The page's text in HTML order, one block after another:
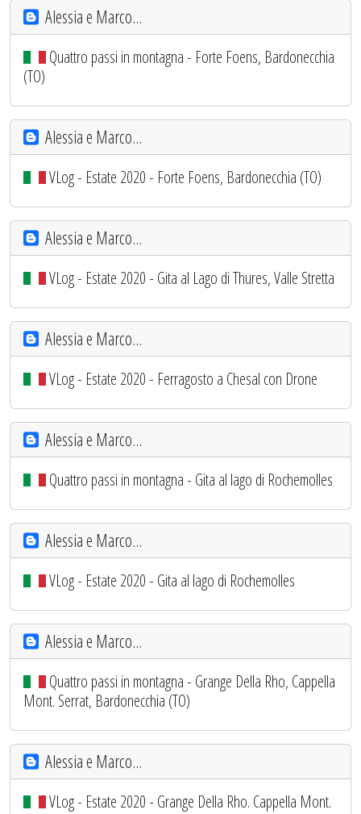
Alessia e Marco...
Quattro passi in montagna - Forte Foens, Bardonecchia
(TO)
Alessia e Marco...
VLog - Estate 2020 - Forte Foens, Bardonecchia (TO)
Alessia e Marco...
VLog - Estate 2020 - Gita al Lago di Thures, Valle Stretta
Alessia e Marco...
VLog - Estate 2020 - Ferragosto a Chesal con Drone
Alessia e Marco...
Quattro passi in montagna - Gita al lago di Rochemolles
Alessia e Marco...
VLog - Estate 2020 - Gita al lago di Rochemolles
Alessia e Marco...
Quattro passi in montagna - Grange Della Rho, Cappella
Mont. Serrat, Bardonecchia (TO)
Alessia e Marco...
VLog - Estate 2020 - Grange Della Rho. Cappella Mont.